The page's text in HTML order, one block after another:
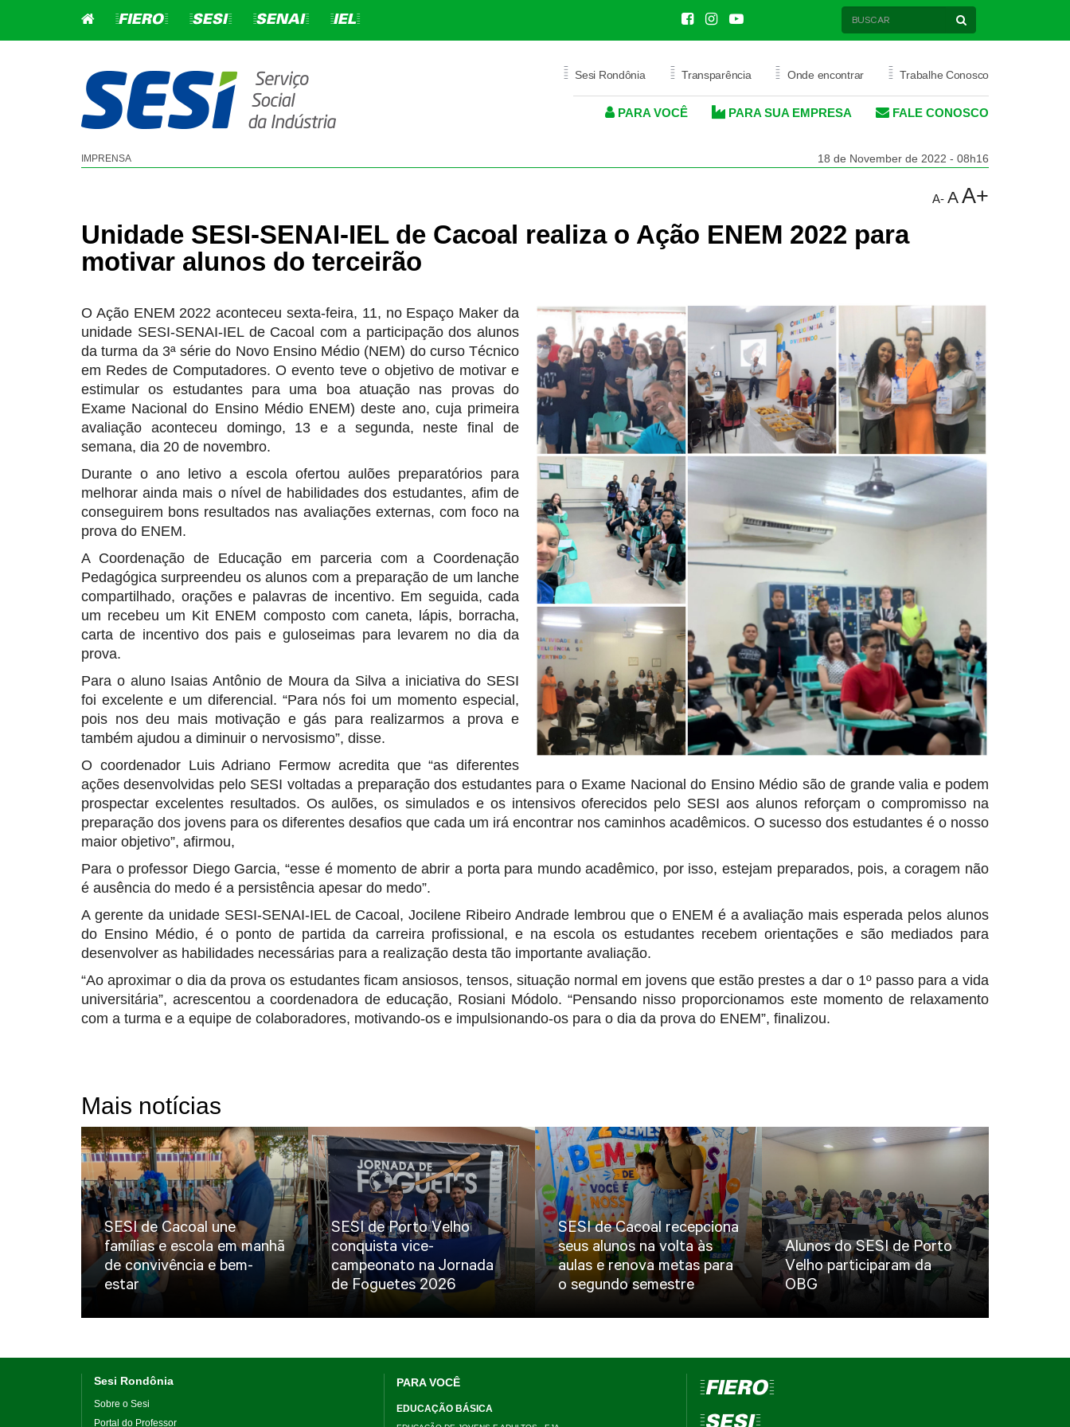
=FIERO= =SESI= =SENAI= =IEL=
= Sesi Rondônia = Transparência = Onde encontrar = Trabalhe Conosco
PARA VOCÊ
EDUCAÇÃO INFANTIL
ENSINO FUNDAMENTAL
SESI 360
ESPORTIVOS
PORTAL DE PRIVACIDADE
PARA SUA EMPRESA
PROGRAMAS LEGAIS SST
ODONTOLOGIA
FALE CONOSCO
IMPRENSA 18 de November de 2022 - 08h16
A- AA+
Unidade SESI-SENAI-IEL de Cacoal realiza o Ação ENEM 2022 para
motivar alunos do terceirão
O Ação ENEM 2022 aconteceu sexta-feira, 11, no Espaço Maker da
unidade SESI-SENAI-IEL de Cacoal com a participação dos alunos
da turma da 3ª série do Novo Ensino Médio (NEM) do curso Técnico
em Redes de Computadores. O evento teve o objetivo de motivar e
estimular os estudantes para uma boa atuação nas provas do
Exame Nacional do Ensino Médio ENEM) deste ano, cuja primeira
avaliação aconteceu domingo, 13 e a segunda, neste final de
semana, dia 20 de novembro.
Durante o ano letivo a escola ofertou aulões preparatórios para
melhorar ainda mais o nível de habilidades dos estudantes, afim de
conseguirem bons resultados nas avaliações externas, com foco na
prova do ENEM.
A Coordenação de Educação em parceria com a Coordenação
Pedagógica surpreendeu os alunos com a preparação de um lanche
compartilhado, orações e palavras de incentivo. Em seguida, cada
um recebeu um Kit ENEM composto com caneta, lápis, borracha,
carta de incentivo dos pais e guloseimas para levarem no dia da
prova.
Para o aluno Isaias Antônio de Moura da Silva a iniciativa do SESI
foi excelente e um diferencial. “Para nós foi um momento especial,
pois nos deu mais motivação e gás para realizarmos a prova e
também ajudou a diminuir o nervosismo”, disse.
O coordenador Luis Adriano Fermow acredita que “as diferentes
ações desenvolvidas pelo SESI voltadas a preparação dos estudantes para o Exame Nacional do Ensino Médio são de grande valia e podem
prospectar excelentes resultados. Os aulões, os simulados e os intensivos oferecidos pelo SESI aos alunos reforçam o compromisso na
preparação dos jovens para os diferentes desafios que cada um irá encontrar nos caminhos acadêmicos. O sucesso dos estudantes é o nosso
maior objetivo”, afirmou,
Para o professor Diego Garcia, “esse é momento de abrir a porta para mundo acadêmico, por isso, estejam preparados, pois, a coragem não
é ausência do medo é a persistência apesar do medo”.
A gerente da unidade SESI-SENAI-IEL de Cacoal, Jocilene Ribeiro Andrade lembrou que o ENEM é a avaliação mais esperada pelos alunos
do Ensino Médio, é o ponto de partida da carreira profissional, e na escola os estudantes recebem orientações e são mediados para
desenvolver as habilidades necessárias para a realização desta tão importante avaliação.
“Ao aproximar o dia da prova os estudantes ficam ansiosos, tensos, situação normal em jovens que estão prestes a dar o 1º passo para a vida
universitária”, acrescentou a coordenadora de educação, Rosiani Módolo. “Pensando nisso proporcionamos este momento de relaxamento
com a turma e a equipe de colaboradores, motivando-os e impulsionando-os para o dia da prova do ENEM”, finalizou.
Mais notícias
SESI de Cacoal une
famílias e escola em manhã
de convivência e bem-
estar
SESI de Porto Velho
conquista vice-
campeonato na Jornada
de Foguetes 2026
SESI de Cacoal recepciona
seus alunos na volta às
aulas e renova metas para
o segundo semestre
Alunos do SESI de Porto
Velho participaram da
OBG
Sesi Rondônia
Sobre o Sesi
Portal do Professor
PARA VOCÊ
EDUCAÇÃO BÁSICA
=FIERO=
=SESI=